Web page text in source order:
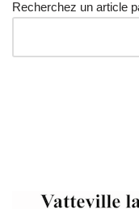
Recherchez un article